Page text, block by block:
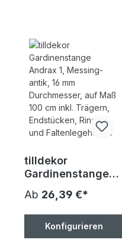
tilldekor
Gardinenstange
Messing-antik, 16
mm Durchmesser,
auf Maß 100 cm
inkl. Trägern,
Ab 26,39 €*
Konfigurieren